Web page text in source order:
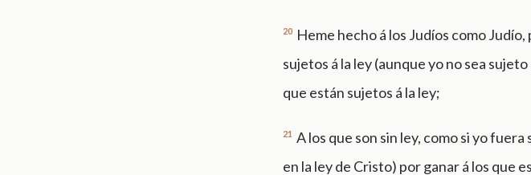
20 Heme hecho á los Judíos como
sujetos á la ley (aunque yo no sea
que están sujetos á la ley;
21 A los que son sin ley, como si yo
en la ley de Cristo) por ganar á los que